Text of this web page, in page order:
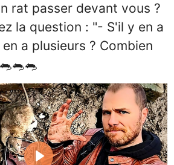
rat passer devant vous ?
la question : "- S'il y en a
a plusieurs ? Combien